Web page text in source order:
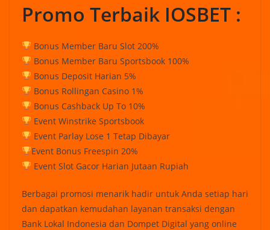
Promo Terbaik IOSBET :
Bonus Member Baru Slot 200%
Bonus Member Baru Sportsbook 100%
Bonus Deposit Harian 5%
Bonus Rollingan Casino 1%
Bonus Cashback Up To 10%
Event Winstrike Sportsbook
Event Parlay Lose 1 Tetap Dibayar
Event Bonus Freespin 20%
Event Slot Gacor Harian Jutaan Rupiah
Berbagai promosi menarik hadir untuk Anda setiap hari
dan dapatkan kemudahan layanan transaksi dengan
Bank Lokal Indonesia dan Dompet Digital yang online